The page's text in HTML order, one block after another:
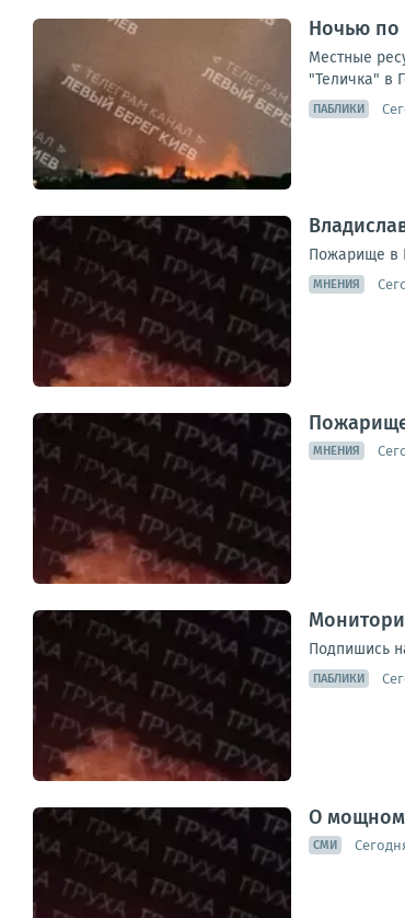
Ночью по
Местные
"Теличка" в
ПАБЛИКИ
Пожарище в
МНЕНИЯ
МНЕНИЯ
Подпишись
ПАБЛИКИ
О мощном
СМИ